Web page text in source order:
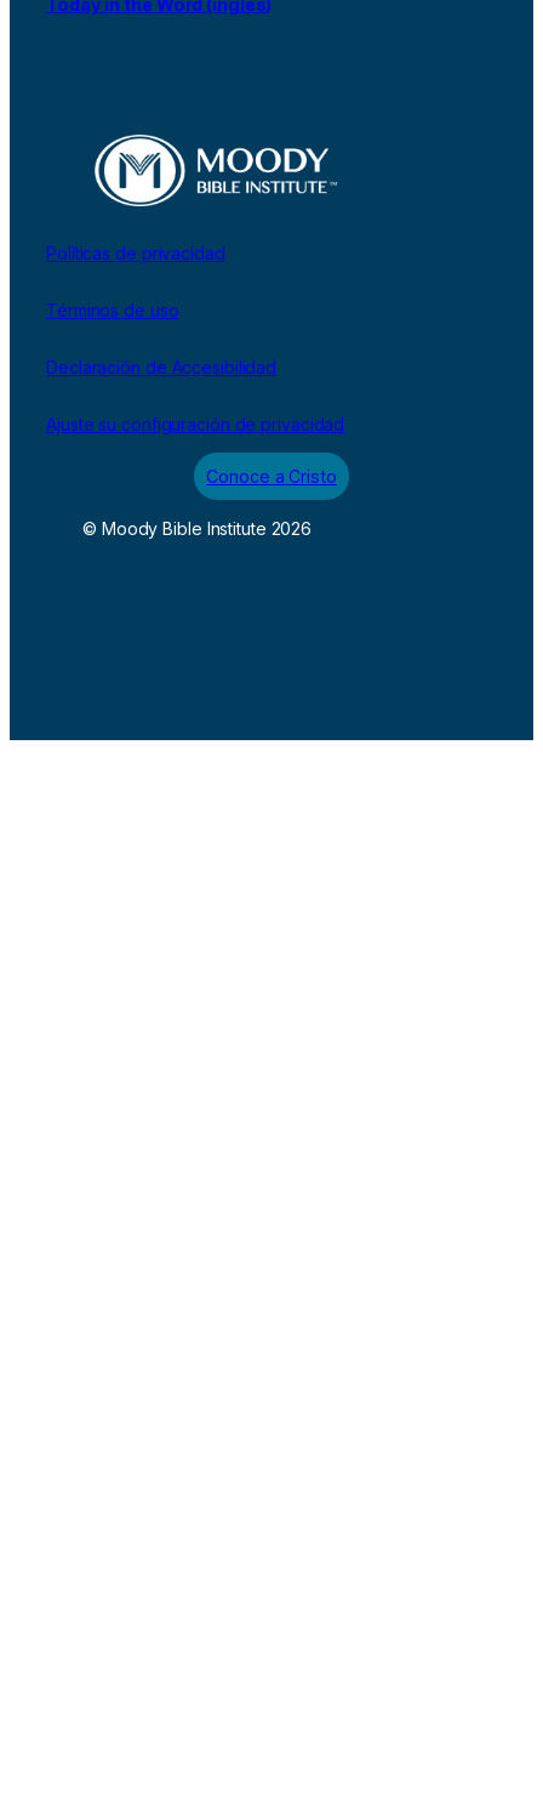
Today in the Word (inglés)
Políticas de privacidad
Términos de uso
Declaración de Accesibilidad
Ajuste su configuración de privacidad
Conoce a Cristo
© Moody Bible Institute 2026